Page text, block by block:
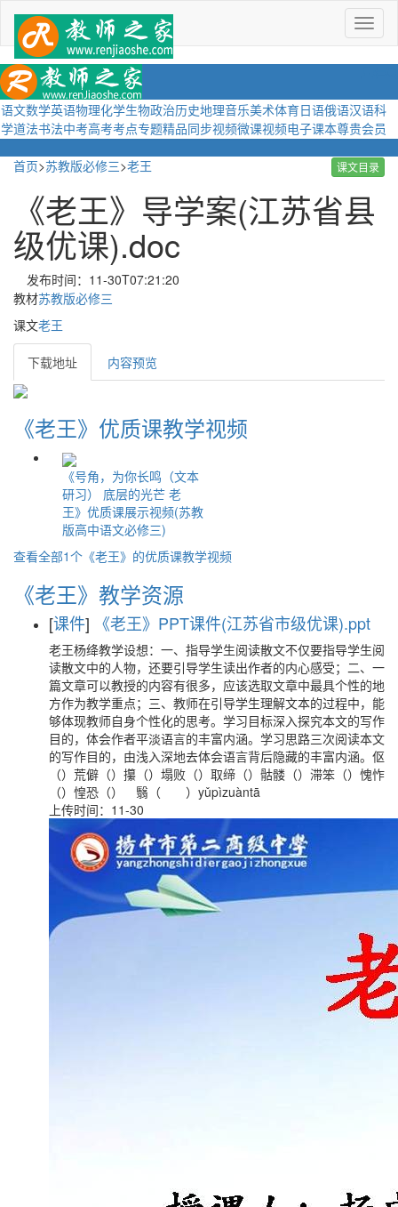
菜
单
语文数学英语物理化学生物政治历史地理音乐美术体育日语俄语汉语科
学道法书法中考高考考点专题精品同步视频微课视频电子课本尊贵会员
课文目录
首页>苏教版必修三>老王
《老王》导学案(江苏省县
级优课).doc
发布时间：11-30T07:21:20
教材苏教版必修三
课文老王
下载地址 内容预览
《老王》优质课教学视频
《号角，为你长鸣（文本
研习） 底层的光芒 老
王》优质课展示视频(苏教
版高中语文必修三)
查看全部1个《老王》的优质课教学视频
《老王》教学资源
[课件] 《老王》PPT课件(江苏省市级优课).ppt
老王杨绛教学设想：一、指导学生阅读散文不仅要指导学生阅
读散文中的人物，还要引导学生读出作者的内心感受；二、一
篇文章可以教授的内容有很多，应该选取文章中最具个性的地
方作为教学重点；三、教师在引导学生理解文本的过程中，能
够体现教师自身个性化的思考。学习目标深入探究本文的写作
目的，体会作者平淡语言的丰富内涵。学习思路三次阅读本文
的写作目的，由浅入深地去体会语言背后隐藏的丰富内涵。伛
（）荒僻（）攥（）塌败（）取缔（）骷髅（）滞笨（）愧怍
（）惶恐（） 翳（ ）yǔpìzuàntā
上传时间：11-30